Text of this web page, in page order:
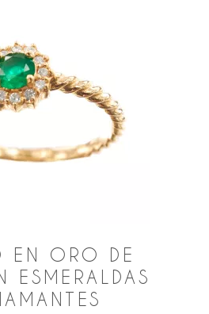
EN ORO DE
ESMERALDAS